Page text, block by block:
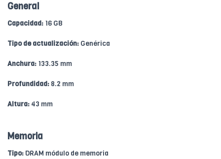
General
Capacidad: 16 GB
Tipo de actualización: Genérica
Anchura: 133.35 mm
Profundidad: 8.2 mm
Altura: 43 mm
Memoria
Tipo: DRAM módulo de memoria